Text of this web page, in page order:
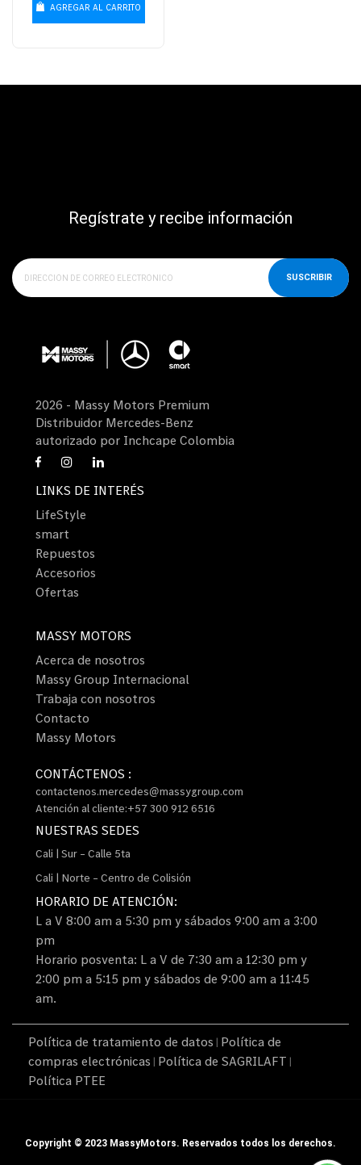
AGREGAR AL CARRITO
Regístrate y recibe información
SUSCRIBIR
2026 - Massy Motors Premium
Distribuidor Mercedes-Benz
autorizado por Inchcape Colombia
LINKS DE INTERÉS
LifeStyle
smart
Repuestos
Accesorios
Ofertas
MASSY MOTORS
Acerca de nosotros
Massy Group Internacional
Trabaja con nosotros
Contacto
Massy Motors
CONTÁCTENOS :
contactenos.mercedes@massygroup.com
Atención al cliente:+57 300 912 6516
NUESTRAS SEDES
Cali | Sur – Calle 5ta
Cali | Norte – Centro de Colisión
HORARIO DE ATENCIÓN:
L a V 8:00 am a 5:30 pm y sábados 9:00 am a 3:00
pm
Horario posventa: L a V de 7:30 am a 12:30 pm y
2:00 pm a 5:15 pm y sábados de 9:00 am a 11:45
am.
Política de tratamiento de datos | Política de
compras electrónicas | Política de SAGRILAFT |
Política PTEE
Copyright © 2023 MassyMotors. Reservados todos los derechos.